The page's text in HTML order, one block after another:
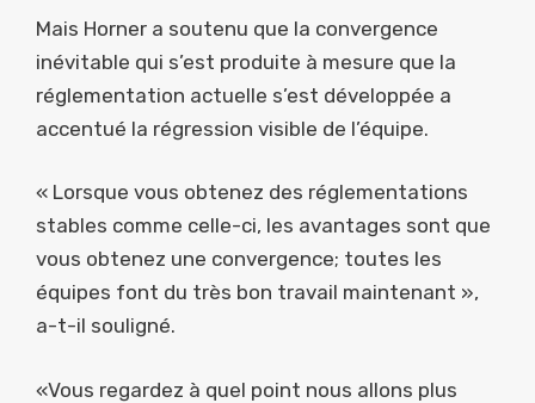
Mais Horner a soutenu que la convergence
inévitable qui s’est produite à mesure que la
réglementation actuelle s’est développée a
accentué la régression visible de l’équipe.
« Lorsque vous obtenez des réglementations
stables comme celle-ci, les avantages sont que
vous obtenez une convergence; toutes les
équipes font du très bon travail maintenant »,
a-t-il souligné.
«Vous regardez à quel point nous allons plus